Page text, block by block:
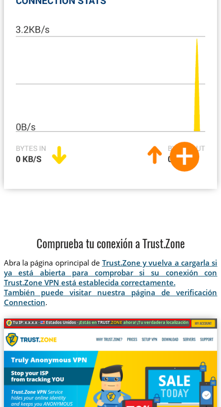
Comprueba tu conexión a Trust.Zone
Abra la página oprincipal de Trust.Zone y vuelva a cargarla si
ya está abierta para comprobar si su conexión con
Trust.Zone VPN está establecida correctamente.
También puede visitar nuestra página de verificación
Connection.
Tu IP: x.x.x.x · Estados Unidos ·¡Estás enTRUST.ZONEahora! ¡Tu verdadera localización está oculta!